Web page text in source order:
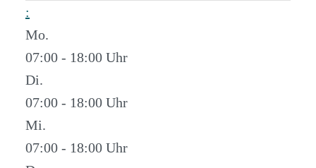
:
Mo.
07:00 - 18:00
Di.
07:00 - 18:00
Mi.
07:00 - 18:00